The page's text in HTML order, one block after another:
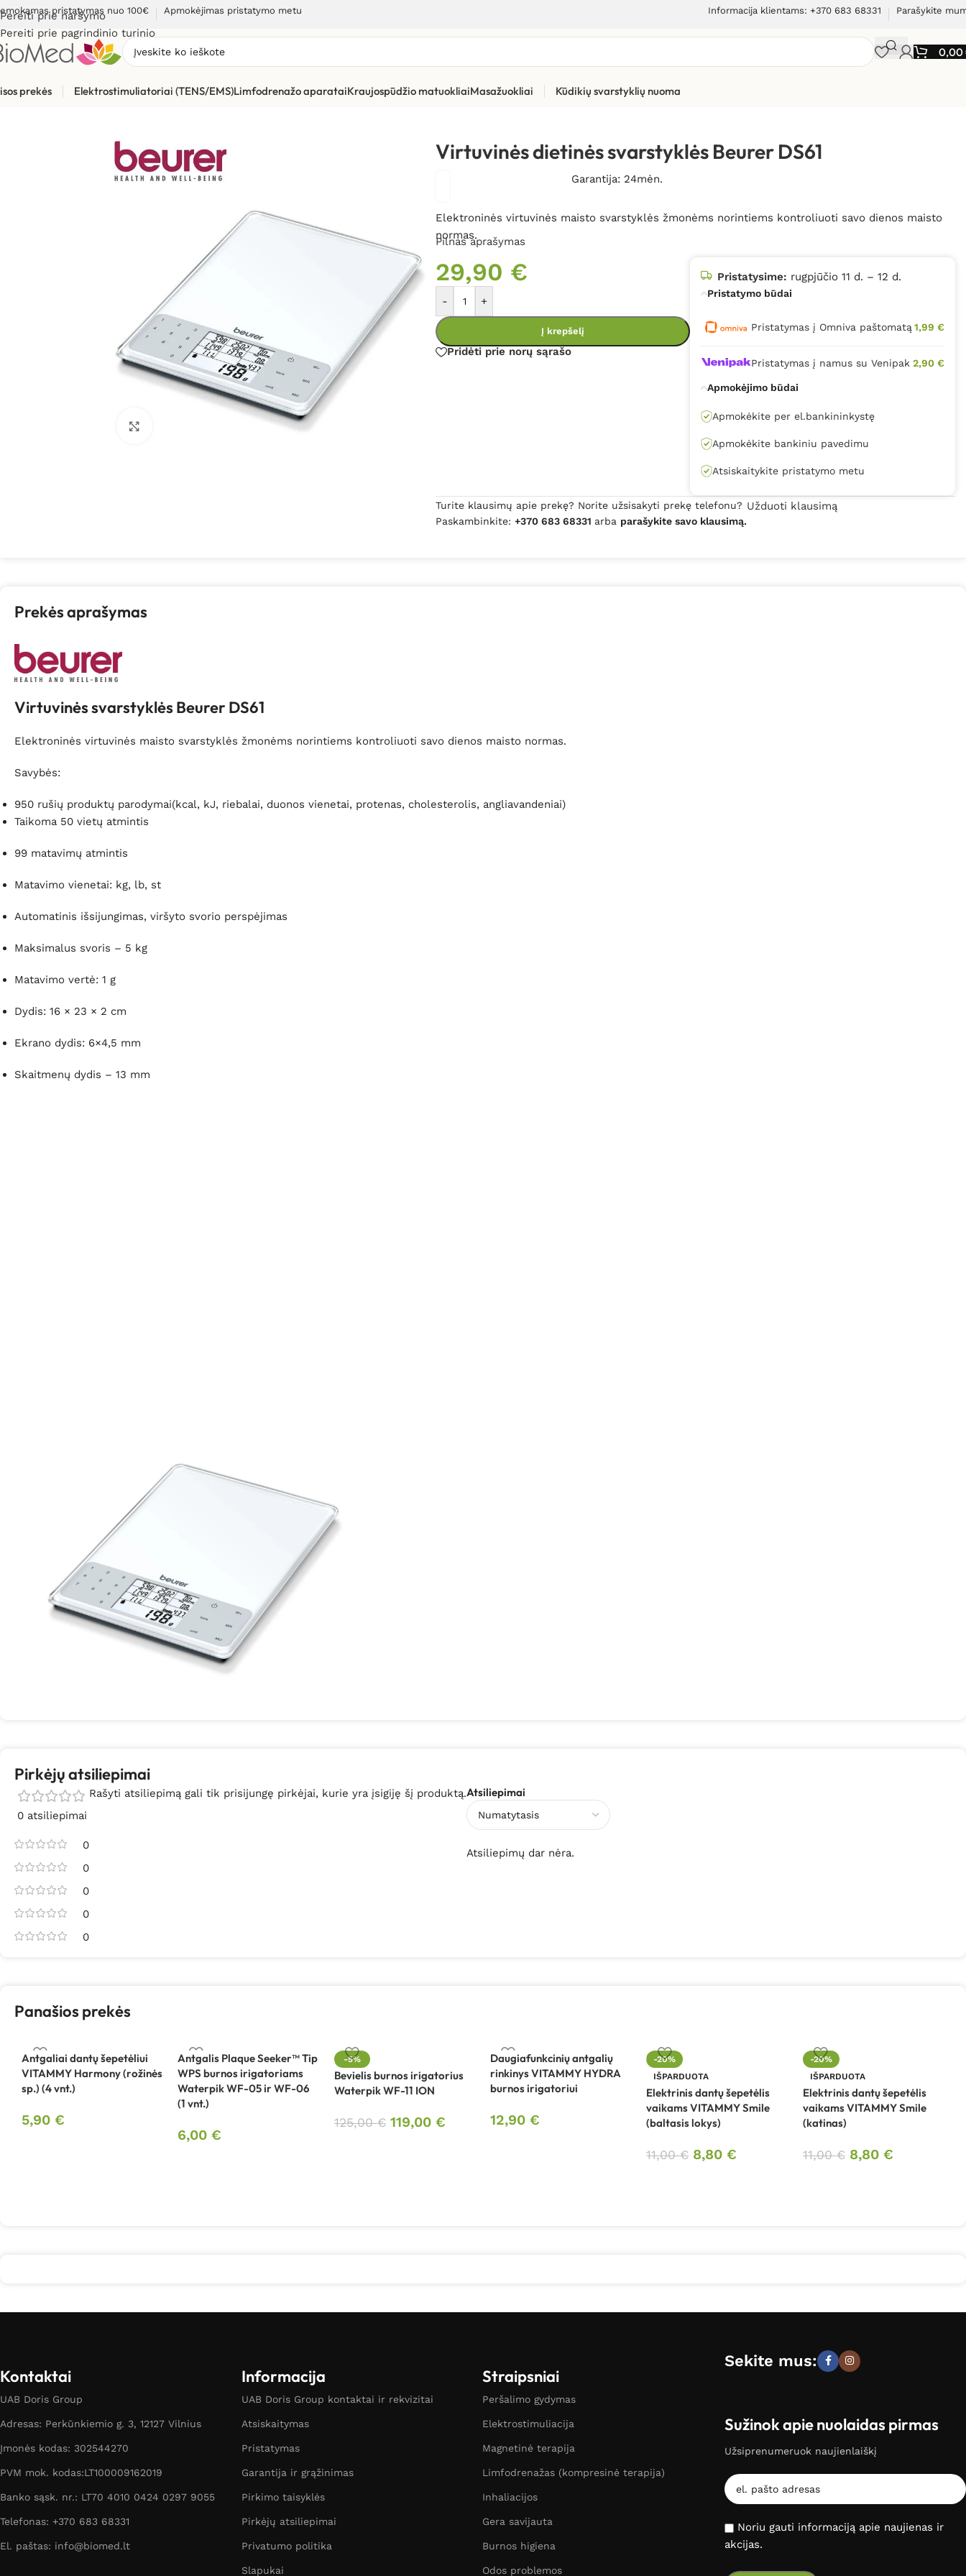
Pereiti prie naršymo
Pereiti prie pagrindinio turinio
pristatymas nuo 100€ Apmokėjimas pristatymo metu Informacija klientams: +370 683 68331 Parašykite
0,00
prekės Elektrostimuliatoriai (TENS/EMS)Limfodrenažo aparataiKraujospūdžio matuokliaiMasažuokliai Kūdikių svarstyklių nuoma
Sveikatos priežiūrai Virtuvinės dietinės svarstyklės Beurer DS61
Spustelėkite, kad padidintumėte
Virtuvinės dietinės svarstyklės Beurer DS61
Garantija: 24mėn.
Elektroninės virtuvinės maisto svarstyklės žmonėms norintiems kontroliuoti savo dienos maisto
normas.
Pilnas aprašymas
29,90 €
- +
Į krepšelį
Pridėti prie norų sąrašo
Pristatysime: rugpjūčio 11 d. – 12 d.
Pristatymo būdai
Pristatymas į Omniva paštomatą 1,99 €
Pristatymas į namus su Venipak 2,90 €
Apmokėjimo būdai
Apmokėkite per el.bankininkystę
Apmokėkite bankiniu pavedimu
Atsiskaitykite pristatymo metu
Turite klausimų apie prekę? Norite užsisakyti prekę telefonu?
Paskambinkite:+370 683 68331 arba parašykite savo klausimą.
Užduoti klausimą
Prekės aprašymas
Virtuvinės svarstyklės Beurer DS61
Elektroninės virtuvinės maisto svarstyklės žmonėms norintiems kontroliuoti savo dienos maisto normas.
Savybės:
950 rušių produktų parodymai(kcal, kJ, riebalai, duonos vienetai, protenas, cholesterolis, angliavandeniai)
Taikoma 50 vietų atmintis
99 matavimų atmintis
Matavimo vienetai: kg, lb, st
Automatinis išsijungimas, viršyto svorio perspėjimas
Maksimalus svoris – 5 kg
Matavimo vertė: 1 g
Dydis: 16 × 23 × 2 cm
Ekrano dydis: 6×4,5 mm
Skaitmenų dydis – 13 mm
Pirkėjų atsiliepimai
0 atsiliepimai
0
0
0
0
0
Atsiliepimai
Atsiliepimų dar nėra.
Rašyti atsiliepimą gali tik prisijungę pirkėjai, kurie yra įsigiję šį produktą.
Panašios prekės
Antgaliai dantų šepetėliui
VITAMMY Harmony (rožinės
sp.) (4 vnt.)
5,90 €
Antgalis Plaque Seeker™ Tip
WPS burnos irigatoriams
Waterpik WF-05 ir WF-06
(1 vnt.)
6,00€
-5%
Bevielis burnos irigatorius
Waterpik WF-11 ION
125,00€ 119,00 €
Daugiafunkcinių antgalių
rinkinys VITAMMY HYDRA
burnos irigatoriui
12,90 €
-20%
IŠPARDUOTA
Elektrinis dantų šepetėlis
vaikams VITAMMY Smile
(baltasis lokys)
11,00€ 8,80€
-20%
IŠPARDUOTA
Elektrinis dantų šepetėlis
vaikams VITAMMY Smile
(katinas)
11,00€ 8,80 €
Kontaktai
UAB Doris Group
Adresas: Perkūnkiemio g. 3, 12127 Vilnius
Įmonės kodas: 302544270
PVM mok. kodas:LT100009162019
Banko sąsk. nr.: LT70 4010 0424 0297 9055
Telefonas: +370 683 68331
El. paštas: info@biomed.lt
Informacija
UAB Doris Group kontaktai ir rekvizitai
Atsiskaitymas
Pristatymas
Garantija ir grąžinimas
Pirkimo taisyklės
Pirkėjų atsiliepimai
Privatumo politika
Slapukai
Straipsniai
Peršalimo gydymas
Elektrostimuliacija
Magnetinė terapija
Limfodrenažas (kompresinė terapija)
Inhaliacijos
Gera savijauta
Burnos higiena
Odos problemos
Sekite mus:
Sužinok apie nuolaidas pirmas
Užsiprenumeruok naujienlaiškį
Noriu gauti informaciją apie naujienas ir
akcijas.